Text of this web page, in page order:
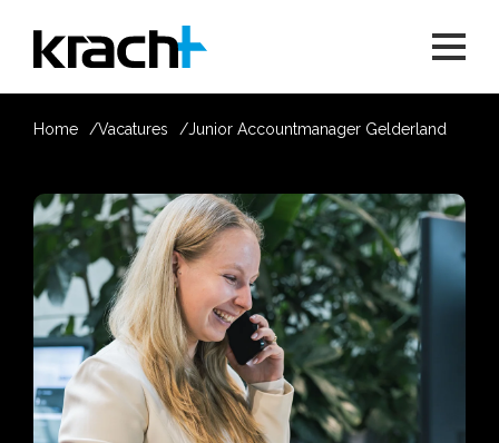
Home Vacatures Junior Accountmanager Gelderland